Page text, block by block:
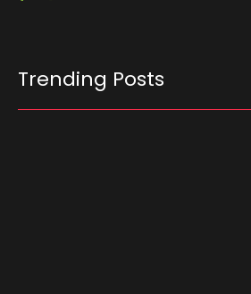
Trending Posts